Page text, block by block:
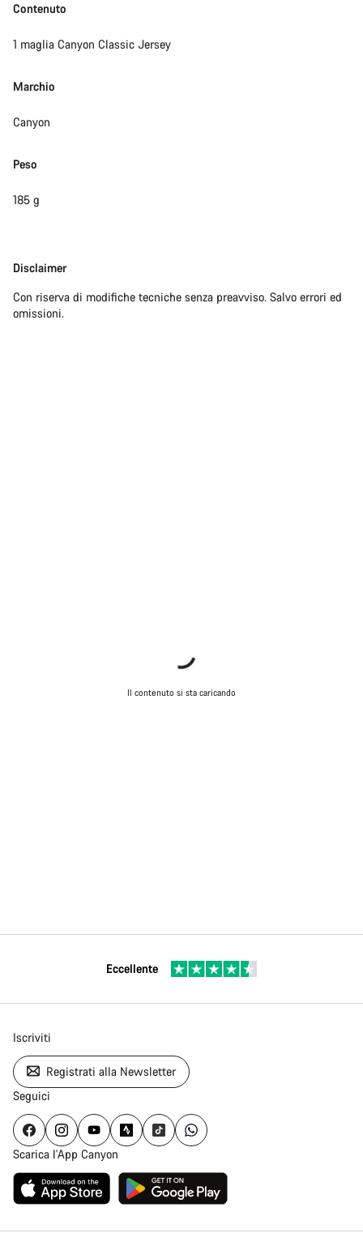
Contenuto
1 maglia Canyon Classic Jersey
Marchio
Canyon
Peso
185 g
Disclaimer
Disclaimer
Con riserva di modifiche tecniche senza preavviso. Salvo errori ed
omissioni.
Il contenuto si sta caricando
Eccellente
Iscriviti
Registrati alla Newsletter
Seguici
Scarica l'App Canyon